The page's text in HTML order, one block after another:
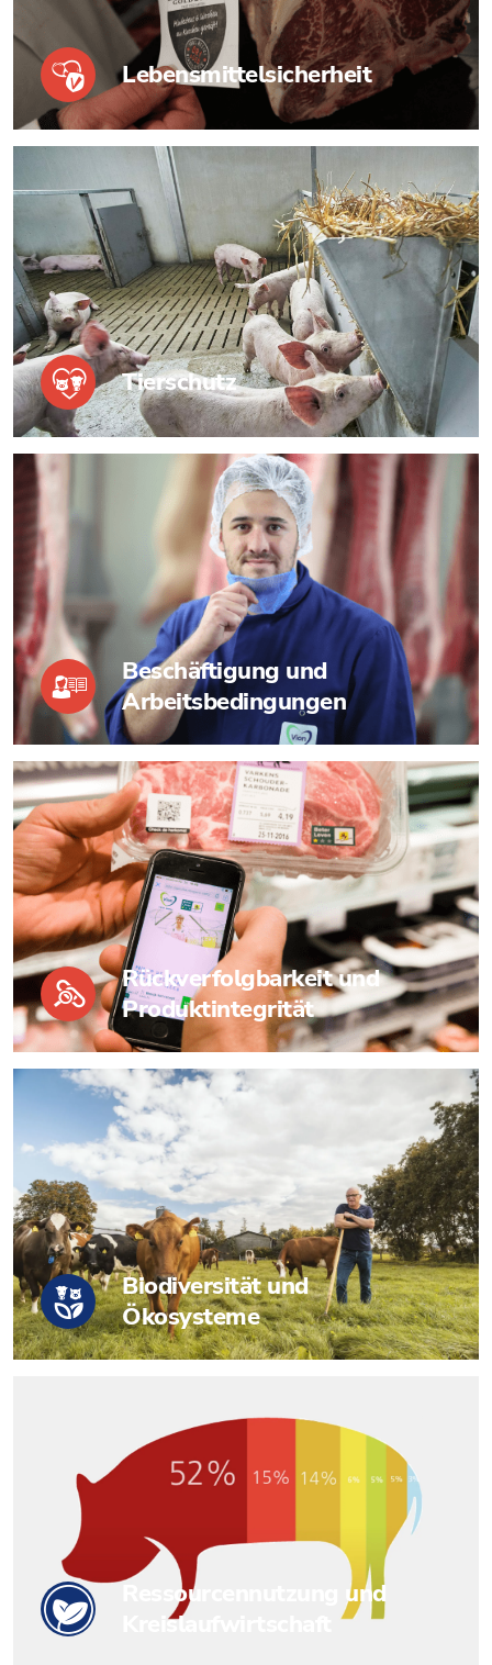
Lebensmittelsicherheit
Tierschutz
Beschäftigung und
Arbeitsbedingungen
Rückverfolgbarkeit und
Produktintegrität
Biodiversität und
Ökosysteme
Ressourcennutzung und
Kreislaufwirtschaft​